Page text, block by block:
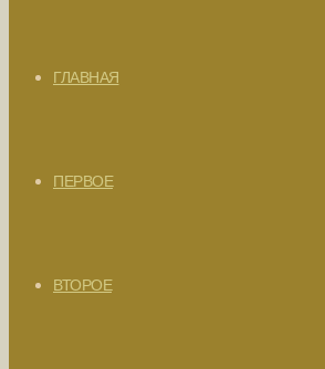
ГЛАВНАЯ
ПЕРВОЕ
ВТОРОЕ